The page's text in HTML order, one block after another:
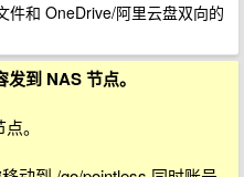
件和 OneDrive/阿里云盘双向的
到 NAS 节点。
。